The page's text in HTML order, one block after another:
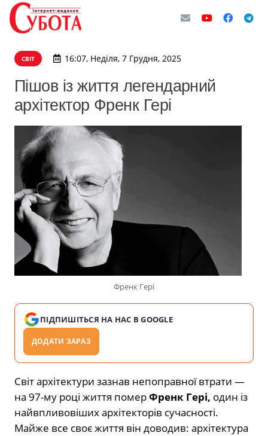
СВІТ 16:07, Неділя, 7 Грудня, 2025
Пішов із життя легендарний
архітектор Френк Гері
Френк Гері
ПІДПИШІТЬСЯ НА НАС В GOOGLE
ДОДАТИ ЗАРАЗ
Світ архітектури зазнав непоправної втрати —
на 97-му році життя померФренк Гері, один із
найвпливовіших архітекторів сучасності.
Майже все своє життя він доводив: архітектура